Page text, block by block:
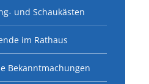
und Schaukästen
im Rathaus
Bekanntmachungen